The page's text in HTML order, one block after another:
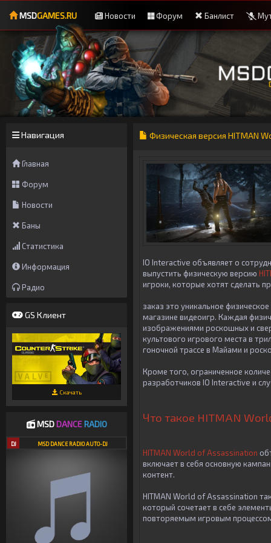
MSDGAMES.RU Новости Форум Банлист
Навигация
Главная
Форум
Новости
Баны
Статистика
Информация
Радио
GS Клиент
Скачать
MSDDANCE RADIO
DJ MSD DANCE RADIO AUTO-DJ
Физическая версия HITMAN
IO Interactive объявляет о
выпустить физическую версию
игроки, которые хотят сделать
заказ это уникальное
магазине видеоигр. Каждая
изображениями роскошных и
культового игрового места в
гоночной трассе в Майами и
Кроме того, ограниченное
разработчиков IO Interactive и
Что такое HITMAN
HITMAN World of Assassination
включает в себя основную
контент.
HITMAN World of Assassination
который сочетает в себе
повторяемым игровым